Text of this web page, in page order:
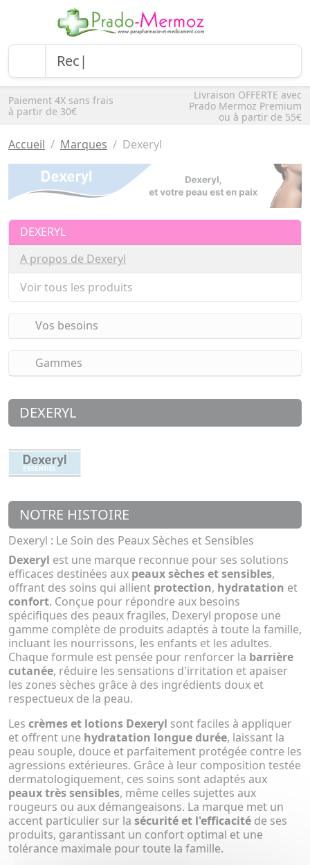
Paiement 4X sans frais
à partir de 30€
Livraison OFFERTE avec
Prado Mermoz Premium
ou à partir de 55€
Accueil Marques Dexeryl
DEXERYL
A propos de Dexeryl
Voir tous les produits
Vos besoins
Gammes
DEXERYL
NOTRE HISTOIRE
Dexeryl : Le Soin des Peaux Sèches et Sensibles
Dexeryl est une marque reconnue pour ses solutions
efficaces destinées aux peaux sèches et sensibles,
offrant des soins qui allient protection, hydratation et
confort. Conçue pour répondre aux besoins
spécifiques des peaux fragiles, Dexeryl propose une
gamme complète de produits adaptés à toute la famille,
incluant les nourrissons, les enfants et les adultes.
Chaque formule est pensée pour renforcer la barrière
cutanée, réduire les sensations d'irritation et apaiser
les zones sèches grâce à des ingrédients doux et
respectueux de la peau.
Les crèmes et lotions Dexeryl sont faciles à appliquer
et offrent une hydratation longue durée, laissant la
peau souple, douce et parfaitement protégée contre les
agressions extérieures. Grâce à leur composition testée
dermatologiquement, ces soins sont adaptés aux
peaux très sensibles, même celles sujettes aux
rougeurs ou aux démangeaisons. La marque met un
accent particulier sur la sécurité et l'efficacité de ses
produits, garantissant un confort optimal et une
tolérance maximale pour toute la famille.